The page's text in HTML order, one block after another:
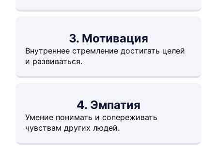
3. Мотивация
Внутреннее стремление достигать целей
и развиваться.
4. Эмпатия
Умение понимать и сопереживать
чувствам других людей.